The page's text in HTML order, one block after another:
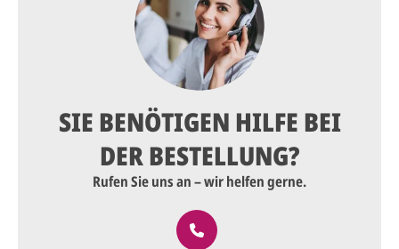
SIE BENÖTIGEN HILFE BEI
DER BESTELLUNG?
Rufen Sie uns an – wir helfen gerne.